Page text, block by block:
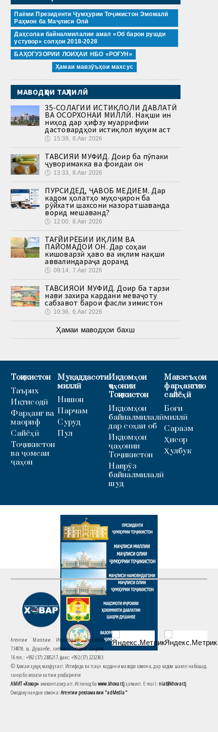
Паёми Президенти Ҷумҳурии Тоҷикистон Эмомалӣ
Раҳмон ба Маҷлиси Олӣ
Даҳсолаи байналмилалии амал «Об барои рушди
устувор» солҳои 2018-2028
БАҲОГУЗОРИИ ЛОИҲАИ НБО «РОҒУН»
Ҳамаи мавзӯъҳои махсус
МАВОДҲОИ ТАҲЛИЛӢ
35-СОЛАГИИ ИСТИҚЛОЛИ ДАВЛАТӢ
ВА ОСОРХОНАИ МИЛЛӢ. Нақши ин
ниҳод дар ҳифзу муаррифии
дастовардҳои истиқлол муҳим аст
🕔 15:39, 8.Авг 2026
ТАВСИЯИ МУФИД. Доир ба пӯпаки
ҷуворимакка ва фоидаи он
🕔 13:33, 8.Авг 2026
ПУРСИДЕД, ҶАВОБ МЕДИҲЕМ. Дар
кадом ҳолатҳо муҳоҷирон ба
рӯйхати шахсони назоратшаванда
ворид мешаванд?
🕔 12:00, 8.Авг 2026
ТАҒЙИРЁБИИ ИҚЛИМ ВА
ПАЙОМАДҲОИ ОН. Дар соҳаи
кишоварзӣ ҳаво ва иқлим нақши
аввалиндараҷа доранд
🕔 09:14, 7.Авг 2026
ТАВСИЯҲОИ МУФИД. Доир ба тарзи
нави захира кардани меваҷоту
сабзавот барои фасли зимистон
🕔 10:36, 6.Авг 2026
Ҳамаи маводҳои бахш
Тоҷикистон
Таърих
Иқтисодӣ
Фарҳанг ва
маориф
Сайёҳӣ
Тоҷикистон
ва ҷомеаи
ҷаҳон
Муқаддасоти
миллӣ
Нишон
Парчам
Суруд
Пул
Иқдомҳои
ҷаҳонии
Тоҷикистон
Иқдомҳои
байналмилалӣ
дар соҳаи об
Иқдомҳои
ҷаҳонии
Тоҷикистон
Наврӯз
байналмилалӣ
шуд
Мавзеъҳои
фарҳангию
сайёҳӣ
Боғи
миллӣ
Саразм
Ҳисор
Ҳулбук
Агентии Миллии Иттилоотии Тоҷикистон
734018. ш. Душанбе, хиёбони Саъдии Шерозӣ,
16 тел.: +992 (37) 2385217, факс: +992 (37) 2232383
© Ҳамаи ҳуқуқ маҳфуз аст. Истифода ва паҳн кардани маводи сомона, дар кадом шакле набошад,
танҳо бо иҷозати хаттии роҳбарияти
АМИТ «Ховар» имконпазир аст. Истинод баwww.khovar.tjҳатмист. E-mail: niat@khovar.tj
Омодакунандаи сомона:Агентии рекламавии "adMedia"